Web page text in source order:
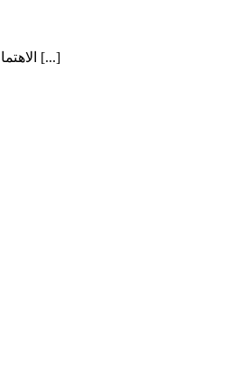
الاهتمام هو جوهر جميع العلاقات لدى مؤسستنا ما يؤدي إلى تعزيز مستوى رضا العملاء [...]